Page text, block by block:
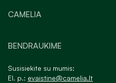
CAMELIA
BENDRAUKIME
Susisiekite su mumis:
El. p.: evaistine@camelia.lt